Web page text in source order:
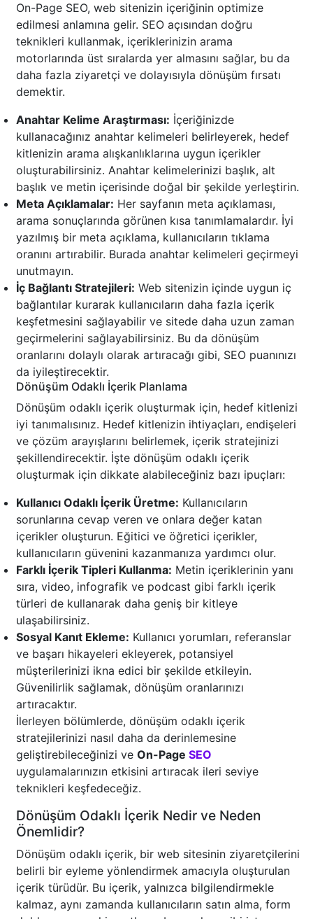
On-Page SEO, web sitenizin içeriğinin optimize
edilmesi anlamına gelir. SEO açısından doğru
teknikleri kullanmak, içeriklerinizin arama
motorlarında üst sıralarda yer almasını sağlar, bu da
daha fazla ziyaretçi ve dolayısıyla dönüşüm fırsatı
demektir.
Anahtar Kelime Araştırması: İçeriğinizde
kullanacağınız anahtar kelimeleri belirleyerek, hedef
kitlenizin arama alışkanlıklarına uygun içerikler
oluşturabilirsiniz. Anahtar kelimelerinizi başlık, alt
başlık ve metin içerisinde doğal bir şekilde yerleştirin.
Meta Açıklamalar: Her sayfanın meta açıklaması,
arama sonuçlarında görünen kısa tanımlamalardır. İyi
yazılmış bir meta açıklama, kullanıcıların tıklama
oranını artırabilir. Burada anahtar kelimeleri geçirmeyi
unutmayın.
İç Bağlantı Stratejileri: Web sitenizin içinde uygun iç
bağlantılar kurarak kullanıcıların daha fazla içerik
keşfetmesini sağlayabilir ve sitede daha uzun zaman
geçirmelerini sağlayabilirsiniz. Bu da dönüşüm
oranlarını dolaylı olarak artıracağı gibi, SEO puanınızı
da iyileştirecektir.
Dönüşüm Odaklı İçerik Planlama
Dönüşüm odaklı içerik oluşturmak için, hedef kitlenizi
iyi tanımalısınız. Hedef kitlenizin ihtiyaçları, endişeleri
ve çözüm arayışlarını belirlemek, içerik stratejinizi
şekillendirecektir. İşte dönüşüm odaklı içerik
oluşturmak için dikkate alabileceğiniz bazı ipuçları:
Kullanıcı Odaklı İçerik Üretme: Kullanıcıların
sorunlarına cevap veren ve onlara değer katan
içerikler oluşturun. Eğitici ve öğretici içerikler,
kullanıcıların güvenini kazanmanıza yardımcı olur.
Farklı İçerik Tipleri Kullanma: Metin içeriklerinin yanı
sıra, video, infografik ve podcast gibi farklı içerik
türleri de kullanarak daha geniş bir kitleye
ulaşabilirsiniz.
Sosyal Kanıt Ekleme: Kullanıcı yorumları, referanslar
ve başarı hikayeleri ekleyerek, potansiyel
müşterilerinizi ikna edici bir şekilde etkileyin.
Güvenilirlik sağlamak, dönüşüm oranlarınızı
artıracaktır.
İlerleyen bölümlerde, dönüşüm odaklı içerik
stratejilerinizi nasıl daha da derinlemesine
geliştirebileceğinizi ve On-Page SEO
uygulamalarınızın etkisini artıracak ileri seviye
teknikleri keşfedeceğiz.
Dönüşüm Odaklı İçerik Nedir ve Neden
Önemlidir?
Dönüşüm odaklı içerik, bir web sitesinin ziyaretçilerini
belirli bir eyleme yönlendirmek amacıyla oluşturulan
içerik türüdür. Bu içerik, yalnızca bilgilendirmekle
kalmaz, aynı zamanda kullanıcıların satın alma, form